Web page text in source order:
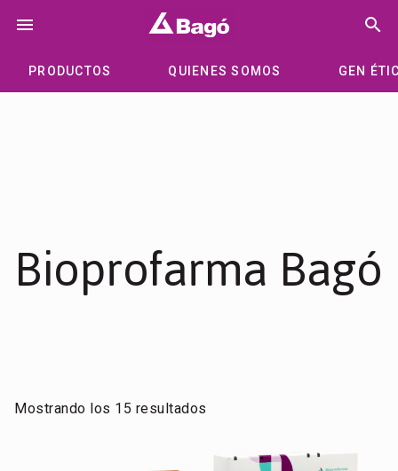
menu search
PRODUCTOS QUIENES SOMOS GEN
Bioprofarma Bagó
Mostrando los 15 resultados